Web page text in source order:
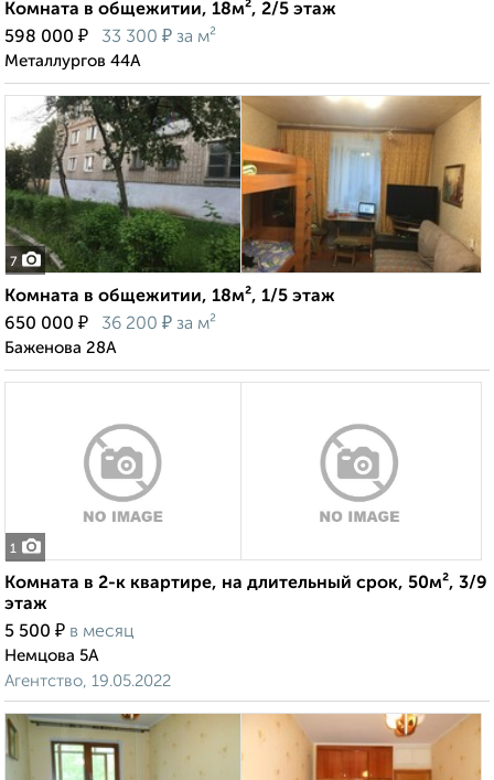
Комната в общежитии, 18м², 2/5 этаж
598 000 ₽ 33 300 ₽ за м²
Металлургов 44А
7
Комната в общежитии, 18м², 1/5 этаж
650 000 ₽ 36 200 ₽ за м²
Баженова 28А
1
Комната в 2-к квартире, на длительный срок, 50м², 3/9
этаж
5 500 ₽ в месяц
Немцова 5А
Агентство, 19.05.2022